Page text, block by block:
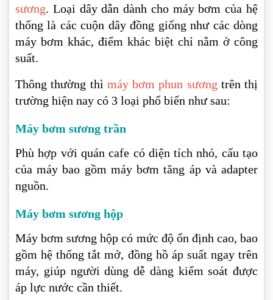
sương. Loại dây dẫn dành cho máy bơm của hệ
thống là các cuộn dây đồng giống như các dòng
máy bơm khác, điểm khác biệt chỉ nằm ở công
suất.
Thông thường thì máy bơm phun sương trên thị
trường hiện nay có 3 loại phổ biến như sau:
Máy bơm sương trần
Phù hợp với quán cafe có diện tích nhỏ, cấu tạo
của máy bao gồm máy bơm tăng áp và adapter
nguồn.
Máy bơm sương hộp
Máy bơm sương hộp có mức độ ổn định cao, bao
gồm hệ thống tắt mở, đồng hồ áp suất ngay trên
máy, giúp người dùng dễ dàng kiểm soát được
áp lực nước cần thiết.